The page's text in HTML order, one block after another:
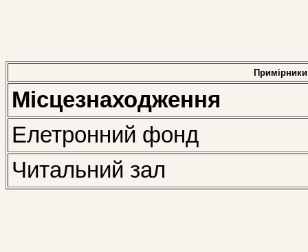
Примірники
Місцезнаходження
Елетронний фонд
Читальний зал